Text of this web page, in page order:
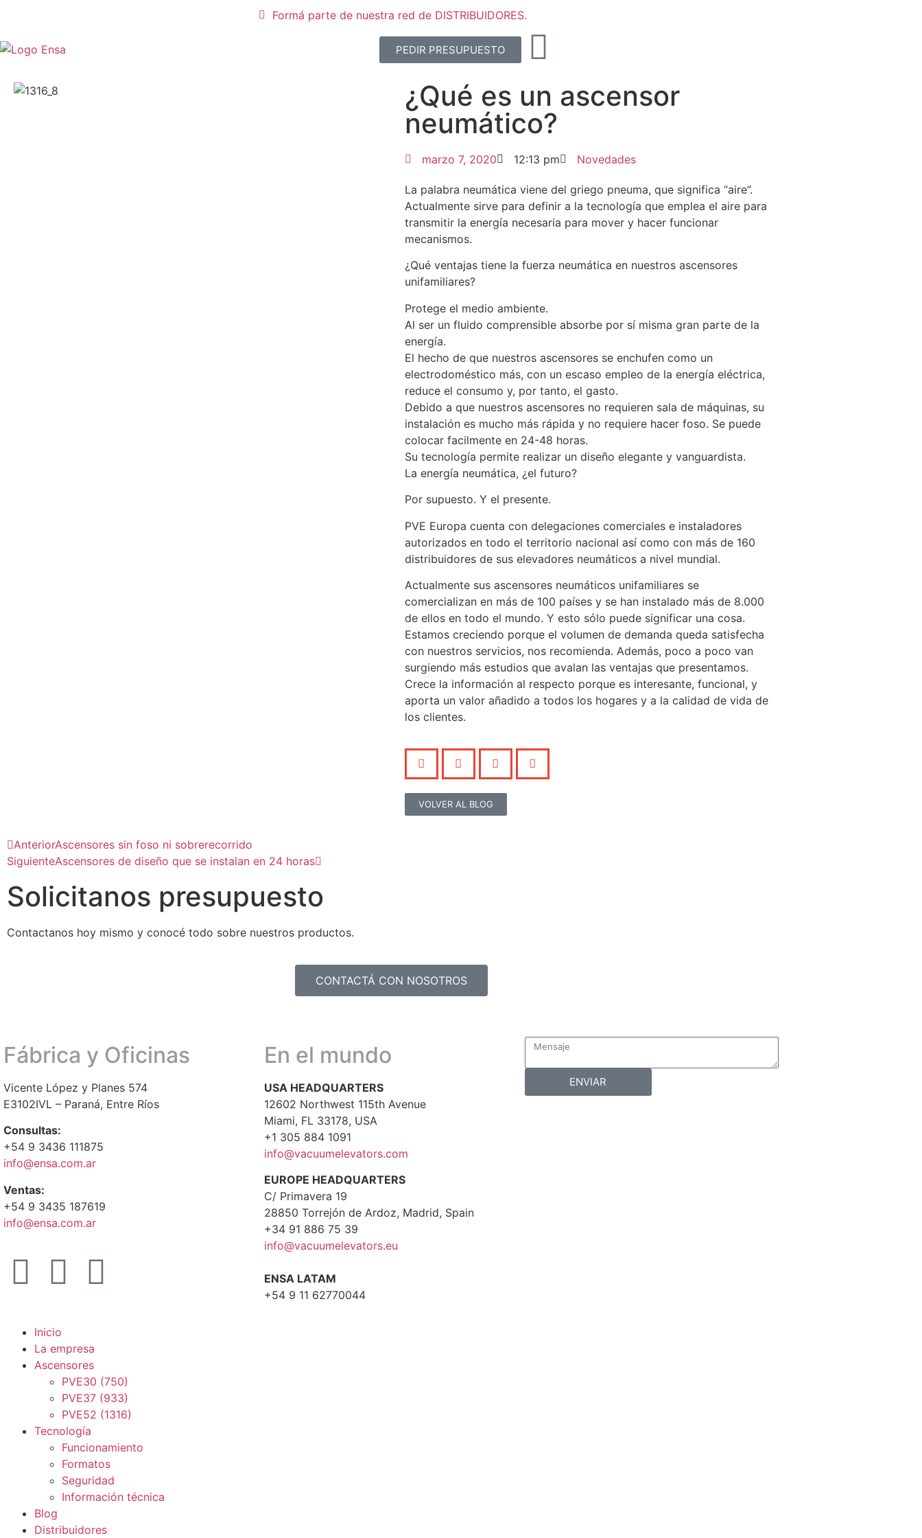
Formá parte de nuestra red de DISTRIBUIDORES.
PEDIR PRESUPUESTO
¿Qué es un ascensor
neumático?
marzo 7, 2020 12:13 pm Novedades
La palabra neumática viene del griego pneuma, que significa “aire”.
Actualmente sirve para definir a la tecnología que emplea el aire para
transmitir la energía necesaria para mover y hacer funcionar
mecanismos.
¿Qué ventajas tiene la fuerza neumática en nuestros ascensores
unifamiliares?
Protege el medio ambiente.
Al ser un fluido comprensible absorbe por sí misma gran parte de la
energía.
El hecho de que nuestros ascensores se enchufen como un
electrodoméstico más, con un escaso empleo de la energía eléctrica,
reduce el consumo y, por tanto, el gasto.
Debido a que nuestros ascensores no requieren sala de máquinas, su
instalación es mucho más rápida y no requiere hacer foso. Se puede
colocar facilmente en 24-48 horas.
Su tecnología permite realizar un diseño elegante y vanguardista.
La energía neumática, ¿el futuro?
Por supuesto. Y el presente.
PVE Europa cuenta con delegaciones comerciales e instaladores
autorizados en todo el territorio nacional así como con más de 160
distribuidores de sus elevadores neumáticos a nivel mundial.
Actualmente sus ascensores neumáticos unifamiliares se
comercializan en más de 100 países y se han instalado más de 8.000
de ellos en todo el mundo. Y esto sólo puede significar una cosa.
Estamos creciendo porque el volumen de demanda queda satisfecha
con nuestros servicios, nos recomienda. Además, poco a poco van
surgiendo más estudios que avalan las ventajas que presentamos.
Crece la información al respecto porque es interesante, funcional, y
aporta un valor añadido a todos los hogares y a la calidad de vida de
los clientes.
VOLVER AL BLOG
AnteriorAscensores sin foso ni sobrerecorrido
SiguienteAscensores de diseño que se instalan en 24 horas
Solicitanos presupuesto
Contactanos hoy mismo y conocé todo sobre nuestros productos.
CONTACTÁ CON NOSOTROS
Fábrica y Oficinas
Vicente López y Planes 574
E3102IVL – Paraná, Entre Ríos
Consultas:
+54 9 3436 111875
info@ensa.com.ar
Ventas:
+54 9 3435 187619
info@ensa.com.ar
En el mundo
USA HEADQUARTERS
12602 Northwest 115th Avenue
Miami, FL 33178, USA
+1 305 884 1091
info@vacuumelevators.com
EUROPE HEADQUARTERS
C/ Primavera 19
28850 Torrejón de Ardoz, Madrid, Spain
+34 91 886 75 39
info@vacuumelevators.eu
ENSA LATAM
+54 9 11 62770044
ENVIAR
Inicio
La empresa
Ascensores
PVE30 (750)
PVE37 (933)
PVE52 (1316)
Tecnología
Funcionamiento
Formatos
Seguridad
Información técnica
Blog
Distribuidores